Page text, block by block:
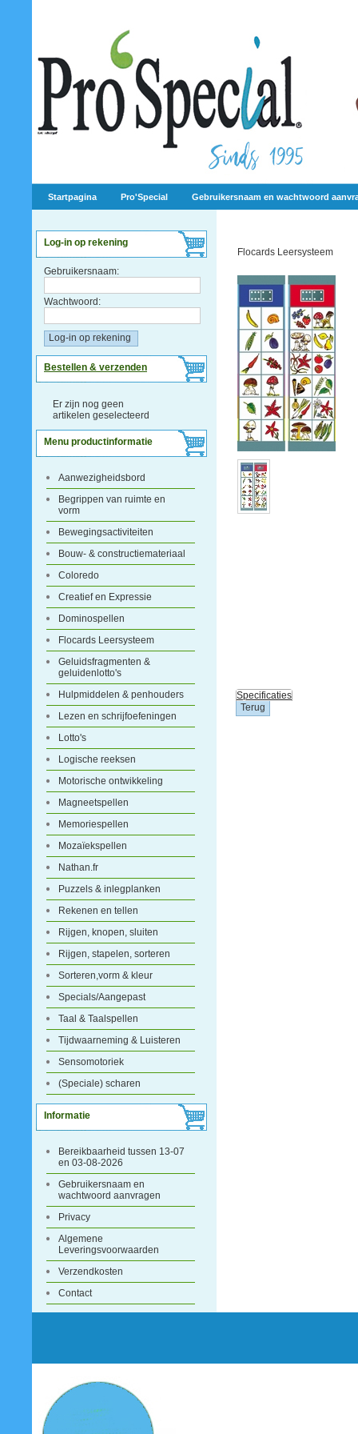
Startpagina Pro'Special Gebruikersnaam en wachtwoord
Log-in op rekening
Gebruikersnaam:
Wachtwoord:
Bestellen & verzenden
Er zijn nog geen
artikelen geselecteerd
Menu productinformatie
Aanwezigheidsbord
Begrippen van ruimte en
vorm
Bewegingsactiviteiten
Bouw- & constructiemateriaal
Coloredo
Creatief en Expressie
Dominospellen
Flocards Leersysteem
Geluidsfragmenten &
geluidenlotto's
Hulpmiddelen & penhouders
Lezen en schrijfoefeningen
Lotto's
Logische reeksen
Motorische ontwikkeling
Magneetspellen
Memoriespellen
Mozaïekspellen
Nathan.fr
Puzzels & inlegplanken
Rekenen en tellen
Rijgen, knopen, sluiten
Rijgen, stapelen, sorteren
Sorteren,vorm & kleur
Specials/Aangepast
Taal & Taalspellen
Tijdwaarneming & Luisteren
Sensomotoriek
(Speciale) scharen
Informatie
Bereikbaarheid tussen 13-07
en 03-08-2026
Gebruikersnaam en
wachtwoord aanvragen
Privacy
Algemene
Leveringsvoorwaarden
Verzendkosten
Contact
Flocards Leersysteem
Specificaties